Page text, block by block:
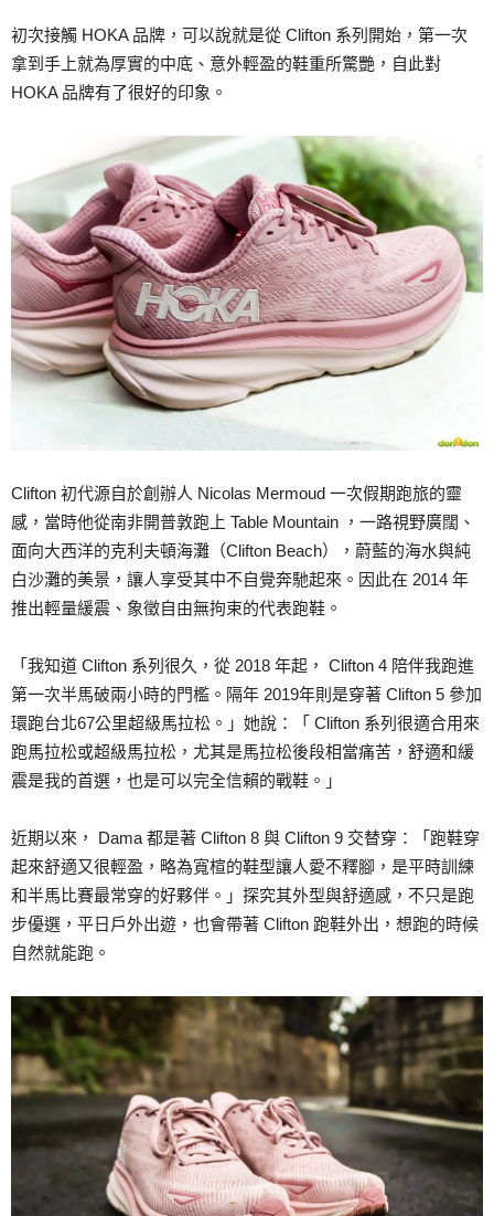
初次接觸 HOKA 品牌，可以說就是從 Clifton 系列開始，第一次
拿到手上就為厚實的中底、意外輕盈的鞋重所驚艷，自此對
HOKA 品牌有了很好的印象。
Clifton 初代源自於創辦人 Nicolas Mermoud 一次假期跑旅的靈
感，當時他從南非開普敦跑上 Table Mountain ，一路視野廣闊、
面向大西洋的克利夫頓海灘（Clifton Beach），蔚藍的海水與純
白沙灘的美景，讓人享受其中不自覺奔馳起來。因此在 2014 年
推出輕量緩震、象徵自由無拘束的代表跑鞋。
「我知道 Clifton 系列很久，從 2018 年起， Clifton 4 陪伴我跑進
第一次半馬破兩小時的門檻。隔年 2019年則是穿著 Clifton 5 參加
環跑台北67公里超級馬拉松。」她說：「 Clifton 系列很適合用來
跑馬拉松或超級馬拉松，尤其是馬拉松後段相當痛苦，舒適和緩
震是我的首選，也是可以完全信賴的戰鞋。」
近期以來， Dama 都是著 Clifton 8 與 Clifton 9 交替穿：「跑鞋穿
起來舒適又很輕盈，略為寬楦的鞋型讓人愛不釋腳，是平時訓練
和半馬比賽最常穿的好夥伴。」探究其外型與舒適感，不只是跑
步優選，平日戶外出遊，也會帶著 Clifton 跑鞋外出，想跑的時候
自然就能跑。